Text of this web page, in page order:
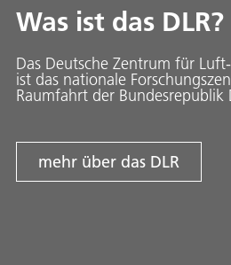
Was ist das DLR?
Das Deutsche Zentrum für
ist das nationale
Raumfahrt der Bundesrepublik
mehr über das DLR